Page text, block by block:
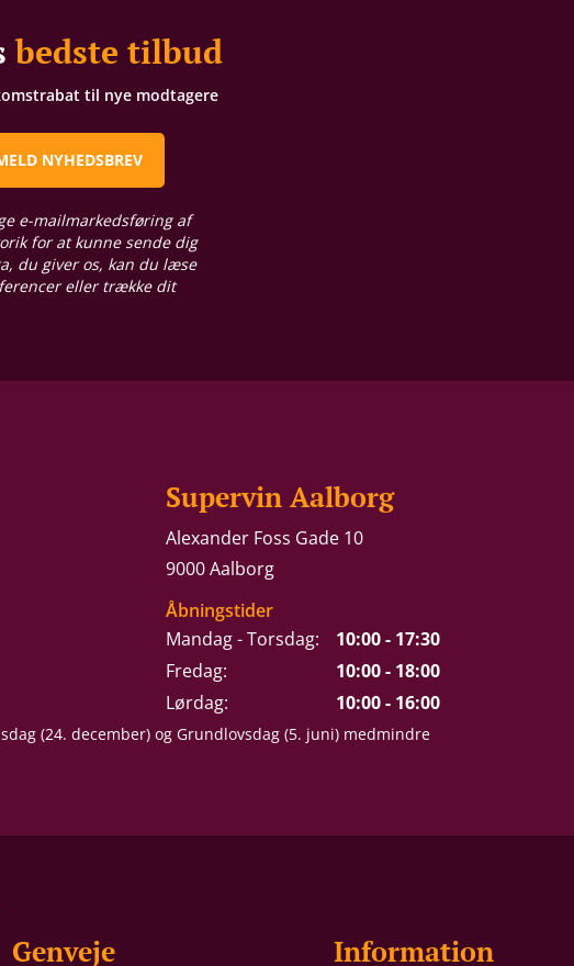
bedste tilbud
til nye modtagere
NYHEDSBREV
e-mailmarkedsføring af
for at kunne sende dig
du giver os, kan du læse
eller trække dit
Supervin Aalborg
Alexander Foss Gade 10
9000 Aalborg
Åbningstider
Mandag - Torsdag:
10:00 - 17:30
Fredag:
10:00 - 18:00
Lørdag:
10:00 - 16:00
(24. december) og Grundlovsdag (5. juni) medmindre
Genveje Information